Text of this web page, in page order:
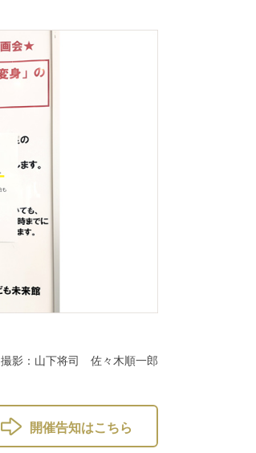
撮影：山下将司 佐々木順一郎
開催告知はこちら